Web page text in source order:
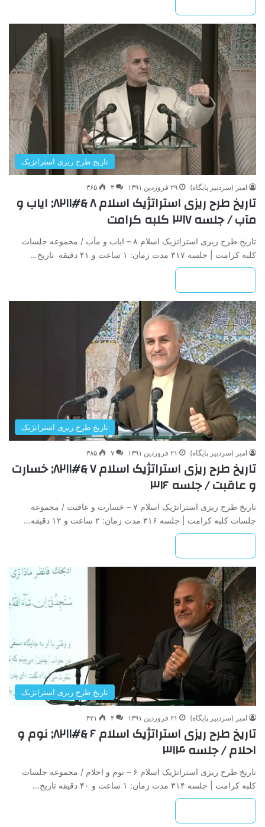
تاریخ طرح ریزی استراتژیک
امیر (سردبیر پایگاه) ۲۹ فروردین ۱۳۹۱ ۳ ۳۶۵
تاریخ طرح ریزی استراتژیک اسلام ۸ &#۸۲۱۱; ایاب و
مآب / جلسه ۳۱۷ کلبه کرامت
تاریخ طرح ریزی استراتژیک اسلام ۸ – ایاب و مآب / مجموعه جلسات
کلبه کرامت | جلسه ۳۱۷ مدت زمان: ۱ ساعت و ۴۱ دقیقه تاریخ…
تاریخ طرح ریزی استراتژیک
امیر (سردبیر پایگاه) ۲۱ فروردین ۱۳۹۱ ۷ ۳۸۵
تاریخ طرح ریزی استراتژیک اسلام ۷ &#۸۲۱۱; خسارت
و عاقبت / جلسه ۳۱۶
تاریخ طرح ریزی استراتژیک اسلام ۷ – خسارت و عاقبت / مجموعه
جلسات کلبه کرامت | جلسه ۳۱۶ مدت زمان: ۲ ساعت و ۱۲ دقیقه…
تاریخ طرح ریزی استراتژیک
امیر (سردبیر پایگاه) ۲۱ فروردین ۱۳۹۱ ۴ ۴۲۱
تاریخ طرح ریزی استراتژیک اسلام ۶ &#۸۲۱۱; نوم و
احلام / جلسه ۳۱۴
تاریخ طرح ریزی استراتژیک اسلام ۶ – نوم و احلام / مجموعه جلسات
کلبه کرامت | جلسه ۳۱۴ مدت زمان: ۱ ساعت و ۴۰ دقیقه تاریخ…